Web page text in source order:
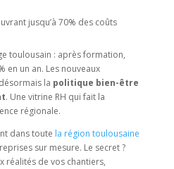
jusqu’à 70% des coûts
toulousain : après formation,
en un an. Les nouveaux
la politique bien-être
. Une vitrine RH qui fait la
régionale.
dans toute la région toulousaine
sur mesure. Le secret ?
réalités de vos chantiers,